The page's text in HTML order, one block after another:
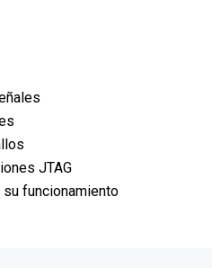
JTAG
su funcionamiento